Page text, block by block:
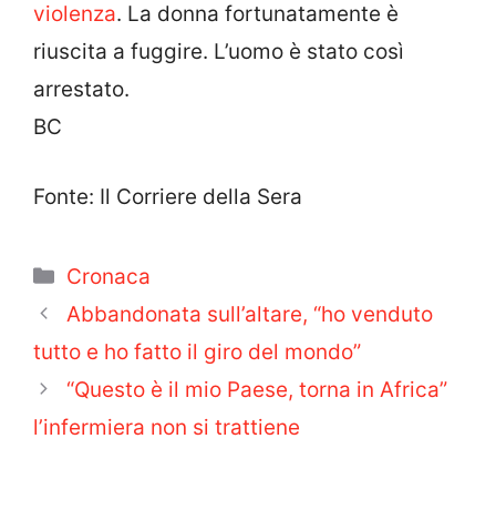
violenza. La donna fortunatamente è
riuscita a fuggire. L’uomo è stato così
arrestato.
BC
Fonte: Il Corriere della Sera
Categorie
Cronaca
Abbandonata sull’altare, “ho venduto
tutto e ho fatto il giro del mondo”
“Questo è il mio Paese, torna in Africa”
l’infermiera non si trattiene